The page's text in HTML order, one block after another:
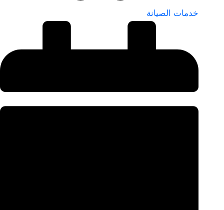
خدمات الصيانة